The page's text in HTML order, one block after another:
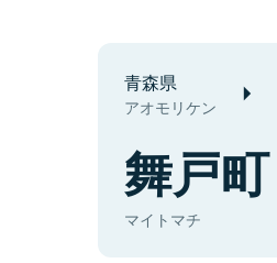
青森県
アオモリケン
舞戸町
マイトマチ